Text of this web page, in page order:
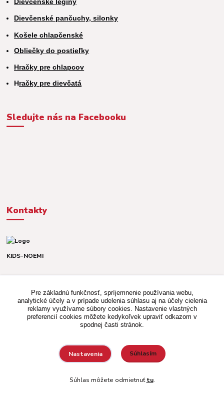
Dievčenské pančuchy, silonky
Košele chlapčenské
Obliečky do postieľky
Hračky pre chlapcov
Hračky pre dievčatá
Sledujte nás na Facebooku
Kontakty
KIDS-NOEMI
(Po-Pia, 8-16 hod.)
kidsnoemi.shop@gmail.com
Pre základnú funkčnosť, spríjemnenie používania webu,
analytické účely a v prípade udelenia súhlasu aj na účely cielenia
reklamy využívame súbory cookies. Nastavenie vlastných
preferencií cookies môžete kedykoľvek upraviť odkazom v
spodnej časti stránok.
Nastavenia Súhlasím
Súhlas môžete odmietnuťtu.